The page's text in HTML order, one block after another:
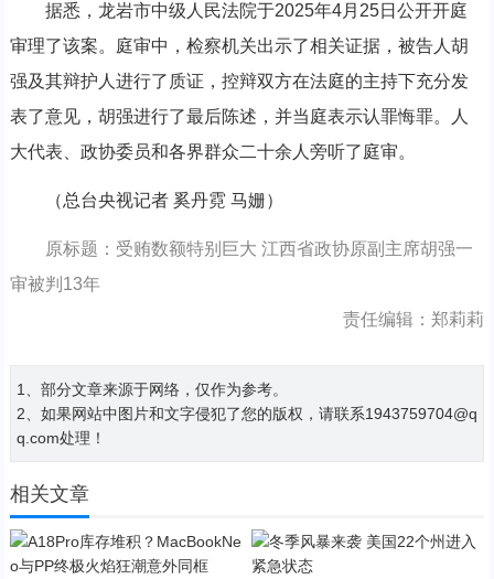
据悉，龙岩市中级人民法院于2025年4月25日公开开庭
审理了该案。庭审中，检察机关出示了相关证据，被告人胡
强及其辩护人进行了质证，控辩双方在法庭的主持下充分发
表了意见，胡强进行了最后陈述，并当庭表示认罪悔罪。人
大代表、政协委员和各界群众二十余人旁听了庭审。
（总台央视记者 奚丹霓 马姗）
原标题：受贿数额特别巨大 江西省政协原副主席胡强一
审被判13年
责任编辑：郑莉莉
1、部分文章来源于网络，仅作为参考。
2、如果网站中图片和文字侵犯了您的版权，请联系1943759704@q
q.com处理！
相关文章